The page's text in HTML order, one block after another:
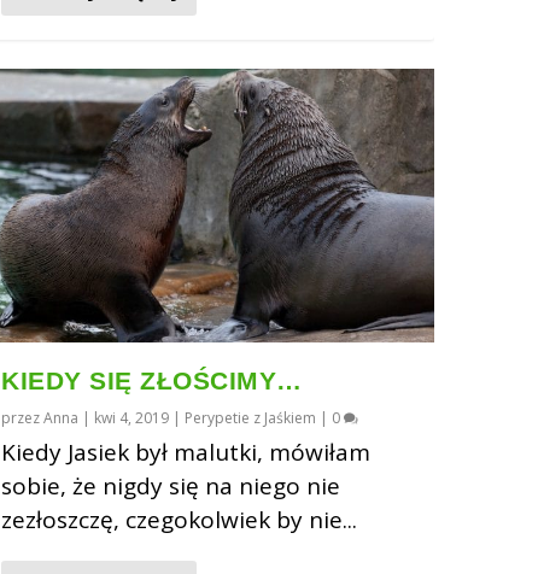
KIEDY SIĘ ZŁOŚCIMY…
przezAnna | kwi 4, 2019 | Perypetie z Jaśkiem | 0
Kiedy Jasiek był malutki, mówiłam
sobie, że nigdy się na niego nie
zezłoszczę, czegokolwiek by nie...